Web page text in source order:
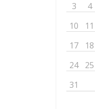
3
4
10
11
17
18
24
25
31